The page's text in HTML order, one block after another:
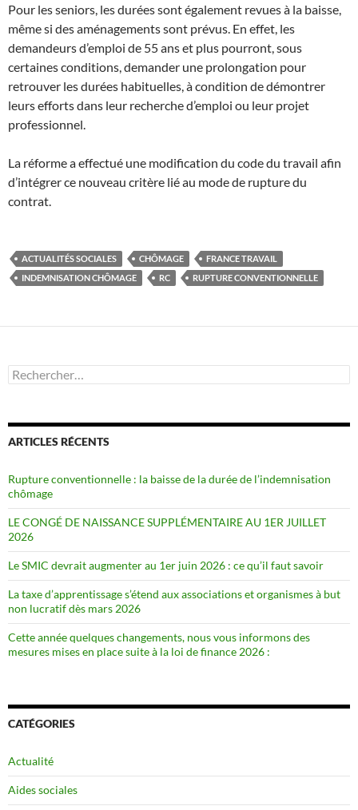
Pour les seniors, les durées sont également revues à la baisse,
même si des aménagements sont prévus. En effet, les
demandeurs d’emploi de 55 ans et plus pourront, sous
certaines conditions, demander une prolongation pour
retrouver les durées habituelles, à condition de démontrer
leurs efforts dans leur recherche d’emploi ou leur projet
professionnel.
La réforme a effectué une modification du code du travail afin
d’intégrer ce nouveau critère lié au mode de rupture du
contrat.
ACTUALITÉS SOCIALES CHÔMAGE
FRANCE TRAVAIL
INDEMNISATION CHÔMAGE
RC RUPTURE CONVENTIONNELLE
Rechercher :
ARTICLES RÉCENTS
Rupture conventionnelle : la baisse de la durée de l’indemnisation
chômage
LE CONGÉ DE NAISSANCE SUPPLÉMENTAIRE AU 1ER JUILLET
2026
Le SMIC devrait augmenter au 1er juin 2026 : ce qu’il faut savoir
La taxe d’apprentissage s’étend aux associations et organismes à but
non lucratif dès mars 2026
Cette année quelques changements, nous vous informons des
mesures mises en place suite à la loi de finance 2026 :
CATÉGORIES
Actualité
Aides sociales